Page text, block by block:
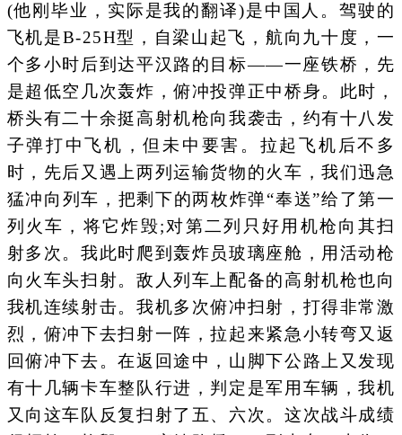
(他刚毕业，实际是我的翻译)是中国人。驾驶的
飞机是B-25H型，自梁山起飞，航向九十度，一
个多小时后到达平汉路的目标——一座铁桥，先
是超低空几次轰炸，俯冲投弹正中桥身。此时，
桥头有二十余挺高射机枪向我袭击，约有十八发
子弹打中飞机，但未中要害。拉起飞机后不多
时，先后又遇上两列运输货物的火车，我们迅急
猛冲向列车，把剩下的两枚炸弹“奉送”给了第一
列火车，将它炸毁;对第二列只好用机枪向其扫
射多次。我此时爬到轰炸员玻璃座舱，用活动枪
向火车头扫射。敌人列车上配备的高射机枪也向
我机连续射击。我机多次俯冲扫射，打得非常激
烈，俯冲下去扫射一阵，拉起来紧急小转弯又返
回俯冲下去。在返回途中，山脚下公路上又发现
有十几辆卡车整队行进，判定是军用车辆，我机
又向这车队反复扫射了五、六次。这次战斗成绩